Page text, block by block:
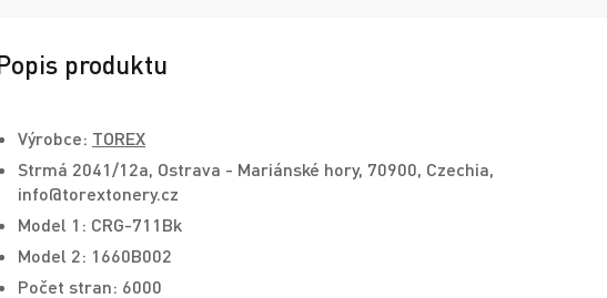
produktu
Výrobce: TOREX
Strmá 2041/12a, Ostrava - Mariánské hory, 70900, Czechia,
info@torextonery.cz
Model 1: CRG-711Bk
Model 2: 1660B002
Počet stran: 6000